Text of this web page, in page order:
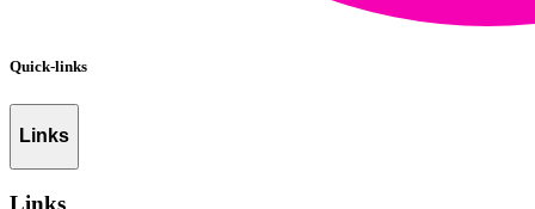
Quick-links
Links